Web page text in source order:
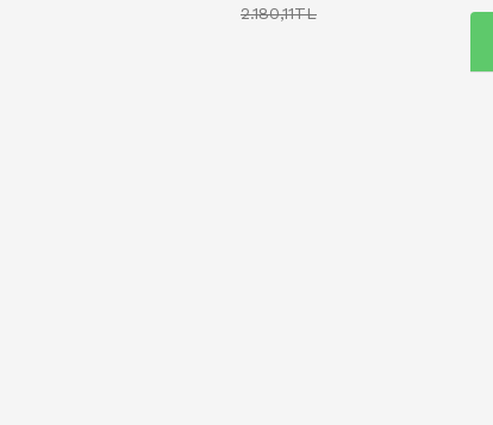
2.180,11TL